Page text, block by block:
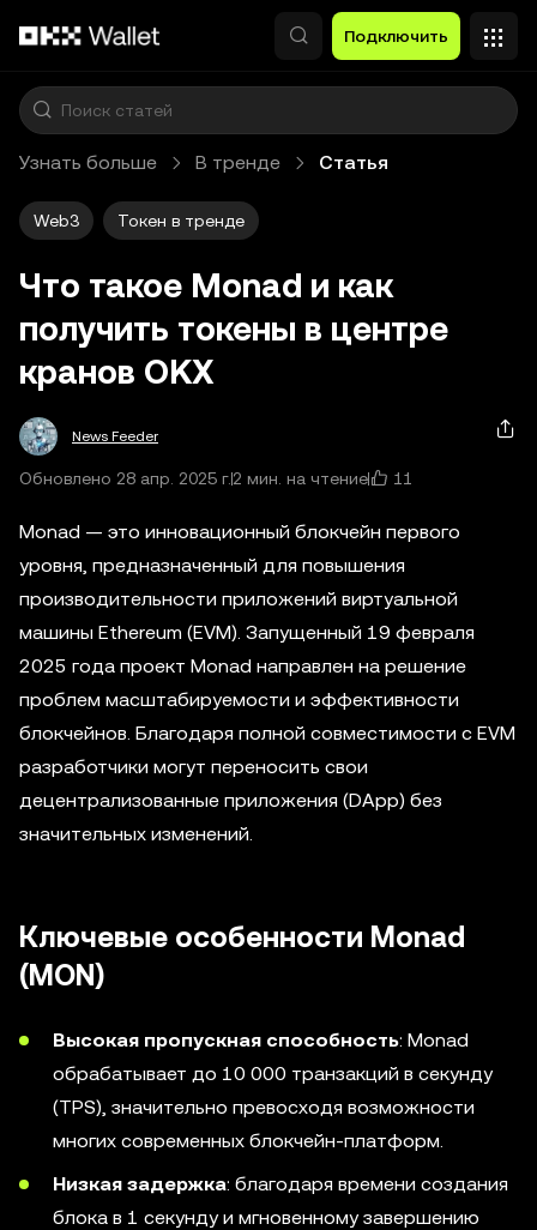
Подключить
Узнать больше В тренде Статья
Web3 Токен в тренде
Что такое Monad и как
получить токены в центре
кранов OKX
News Feeder
Обновлено 28 апр. 2025 г. 2 мин. на чтение 11
Monad — это инновационный блокчейн первого
уровня, предназначенный для повышения
производительности приложений виртуальной
машины Ethereum (EVM). Запущенный 19 февраля
2025 года проект Monad направлен на решение
проблем масштабируемости и эффективности
блокчейнов. Благодаря полной совместимости с EVM
разработчики могут переносить свои
децентрализованные приложения (DApp) без
значительных изменений.
Ключевые особенности Monad
(MON)
Высокая пропускная способность: Monad
обрабатывает до 10 000 транзакций в секунду
(TPS), значительно превосходя возможности
многих современных блокчейн-платформ.
Низкая задержка: благодаря времени создания
блока в 1 секунду и мгновенному завершению